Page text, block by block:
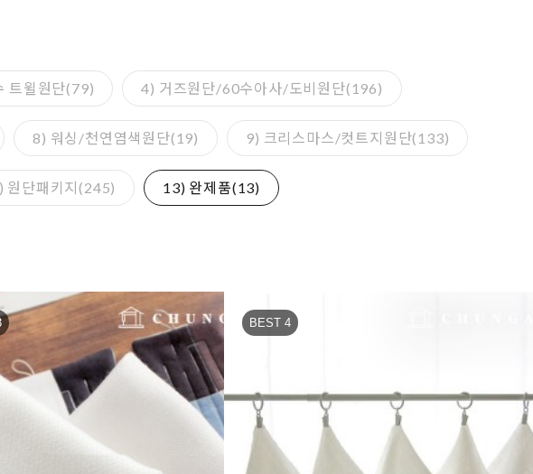
트윌원단(79) 4) 거즈원단/60수아사/도비원단(196)
8) 워싱/천연염색원단(19) 9) 크리스마스/컷트지원단(133)
원단패키지(245) 13) 완제품(13)
BEST 4